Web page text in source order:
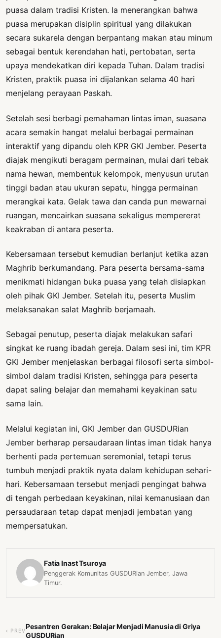
puasa dalam tradisi Kristen. Ia menerangkan bahwa
puasa merupakan disiplin spiritual yang dilakukan
secara sukarela dengan berpantang makan atau minum
sebagai bentuk kerendahan hati, pertobatan, serta
upaya mendekatkan diri kepada Tuhan. Dalam tradisi
Kristen, praktik puasa ini dijalankan selama 40 hari
menjelang perayaan Paskah.
Setelah sesi berbagi pemahaman lintas iman, suasana
acara semakin hangat melalui berbagai permainan
interaktif yang dipandu oleh KPR GKI Jember. Peserta
diajak mengikuti beragam permainan, mulai dari tebak
nama hewan, membentuk kelompok, menyusun urutan
tinggi badan atau ukuran sepatu, hingga permainan
merangkai kata. Gelak tawa dan canda pun mewarnai
ruangan, mencairkan suasana sekaligus mempererat
keakraban di antara peserta.
Kebersamaan tersebut kemudian berlanjut ketika azan
Maghrib berkumandang. Para peserta bersama-sama
menikmati hidangan buka puasa yang telah disiapkan
oleh pihak GKI Jember. Setelah itu, peserta Muslim
melaksanakan salat Maghrib berjamaah.
Sebagai penutup, peserta diajak melakukan safari
singkat ke ruang ibadah gereja. Dalam sesi ini, tim KPR
GKI Jember menjelaskan berbagai filosofi serta simbol-
simbol dalam tradisi Kristen, sehingga para peserta
dapat saling belajar dan memahami keyakinan satu
sama lain.
Melalui kegiatan ini, GKI Jember dan GUSDURian
Jember berharap persaudaraan lintas iman tidak hanya
berhenti pada pertemuan seremonial, tetapi terus
tumbuh menjadi praktik nyata dalam kehidupan sehari-
hari. Kebersamaan tersebut menjadi pengingat bahwa
di tengah perbedaan keyakinan, nilai kemanusiaan dan
persaudaraan tetap dapat menjadi jembatan yang
mempersatukan.
Fatia Inast Tsuroya
Penggerak Komunitas GUSDURian Jember, Jawa
Timur.
‹ PREV
Pesantren Gerakan: Belajar Menjadi Manusia di Griya
GUSDURian